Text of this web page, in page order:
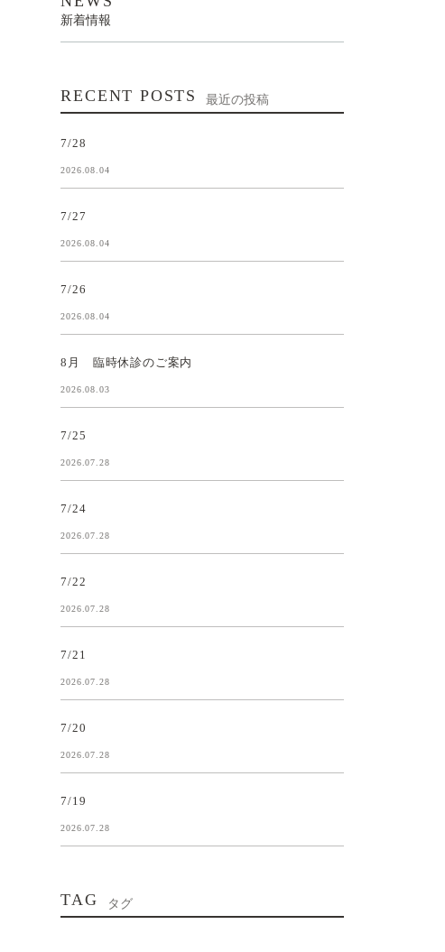
新着情報
RECENT POSTS 最近の投稿
7/28
2026.08.04
7/27
2026.08.04
7/26
2026.08.04
8月 臨時休診のご案内
2026.08.03
7/25
2026.07.28
7/24
2026.07.28
7/22
2026.07.28
7/21
2026.07.28
7/20
2026.07.28
7/19
2026.07.28
TAG タグ